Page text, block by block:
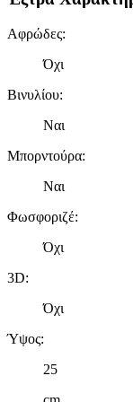
Αφρώδες:
Όχι
Βινυλίου:
Ναι
Μπορντούρα:
Ναι
Φωσφοριζέ:
Όχι
3D:
Όχι
Ύψος:
25